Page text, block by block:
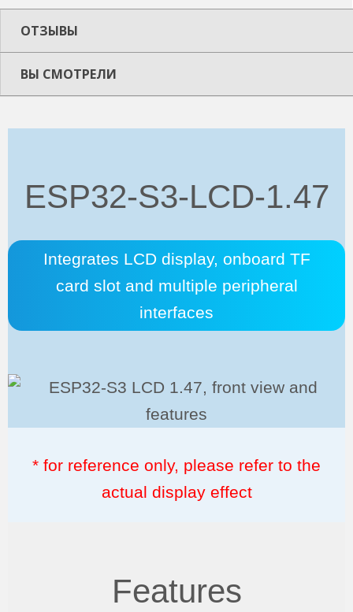
ОТЗЫВЫ
ВЫ СМОТРЕЛИ
ESP32-S3-LCD-1.47
Integrates LCD display, onboard TF
card slot and multiple peripheral
interfaces
* for reference only, please refer to the
actual display effect
Features